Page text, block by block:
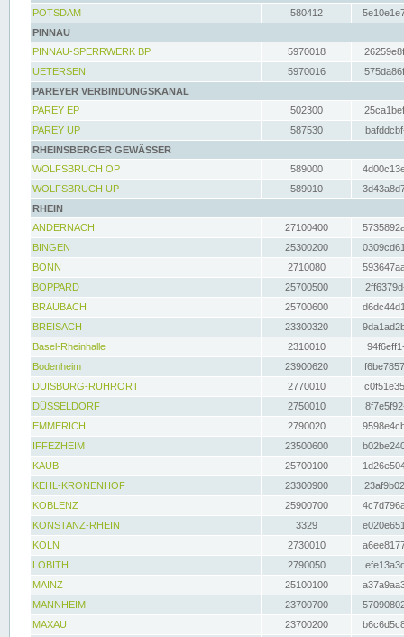
POTSDAM
580412
PINNAU
PINNAU-SPERRWERK BP
5970018
UETERSEN
5970016
PAREYER VERBINDUNGSKANAL
PAREY EP
502300
PAREY UP
587530
RHEINSBERGER GEWÄSSER
WOLFSBRUCH OP
589000
WOLFSBRUCH UP
589010
RHEIN
ANDERNACH
27100400
BINGEN
25300200
BONN
2710080
BOPPARD
25700500
BRAUBACH
25700600
BREISACH
23300320
Basel-Rheinhalle
2310010
Bodenheim
23900620
DUISBURG-RUHRORT
2770010
DÜSSELDORF
2750010
EMMERICH
2790020
IFFEZHEIM
23500600
KAUB
25700100
KEHL-KRONENHOF
23300900
KOBLENZ
25900700
KONSTANZ-RHEIN
3329
KÖLN
2730010
LOBITH
2790050
MAINZ
25100100
MANNHEIM
23700700
MAXAU
23700200